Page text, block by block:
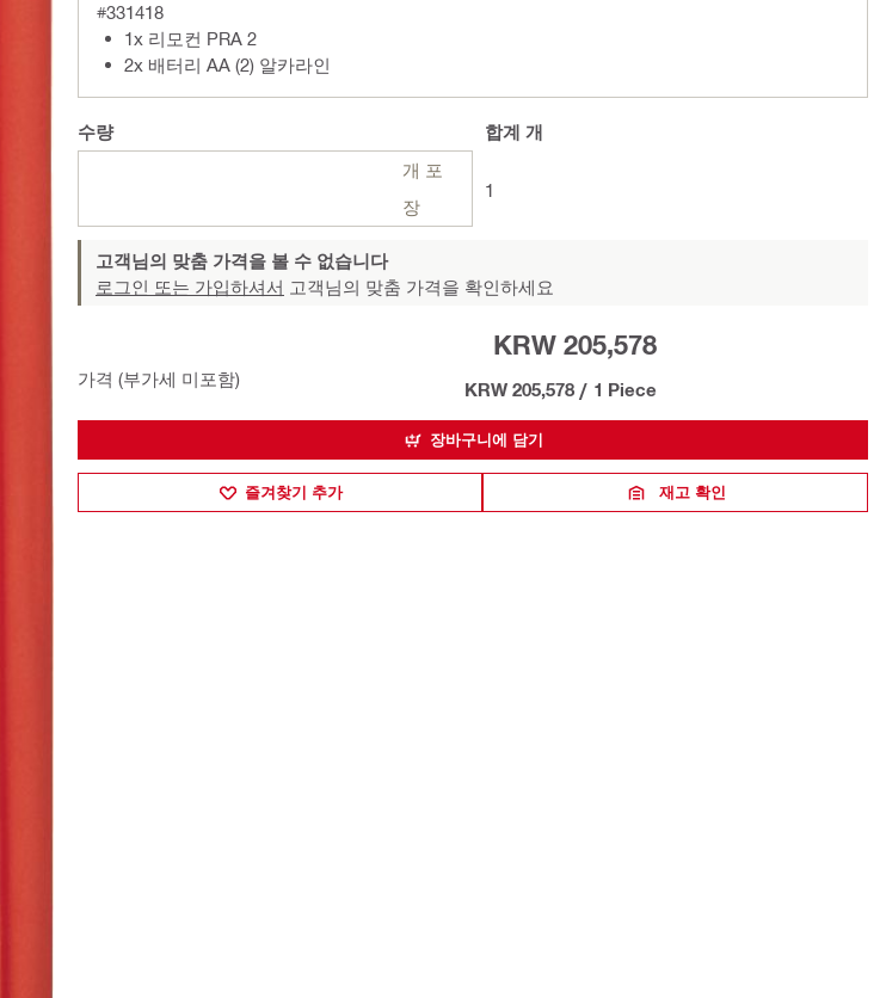
#331418
1x 리모컨 PRA 2
2x 배터리 AA (2) 알카라인
수량
개 포
장
합계 개
1
고객님의 맞춤 가격을 볼 수 없습니다
로그인 또는 가입하셔서 고객님의 맞춤 가격을 확인하세요
가격 (부가세 미포함)
KRW 205,578
KRW 205,578 / 1 Piece
장바구니에 담기
즐겨찾기 추가 재고 확인